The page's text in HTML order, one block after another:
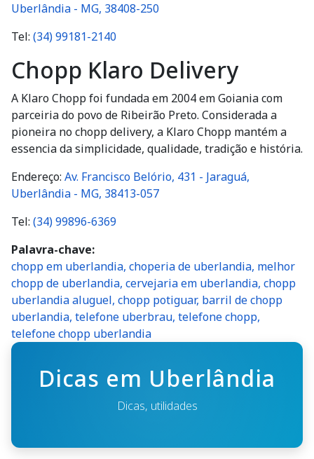
Uberlândia - MG, 38408-250
Tel: (34) 99181-2140
Chopp Klaro Delivery
A Klaro Chopp foi fundada em 2004 em Goiania com
parceiria do povo de Ribeirão Preto. Considerada a
pioneira no chopp delivery, a Klaro Chopp mantém a
essencia da simplicidade, qualidade, tradição e história.
Endereço: Av. Francisco Belório, 431 - Jaraguá,
Uberlândia - MG, 38413-057
Tel: (34) 99896-6369
Palavra-chave
chopp em uberlandia, choperia de uberlandia, melhor
chopp de uberlandia, cervejaria em uberlandia, chopp
uberlandia aluguel, chopp potiguar, barril de chopp
uberlandia, telefone uberbrau, telefone chopp,
telefone chopp uberlandia
Dicas em Uberlândia
Dicas, utilidades